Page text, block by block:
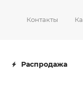
Контакты
Распродажа